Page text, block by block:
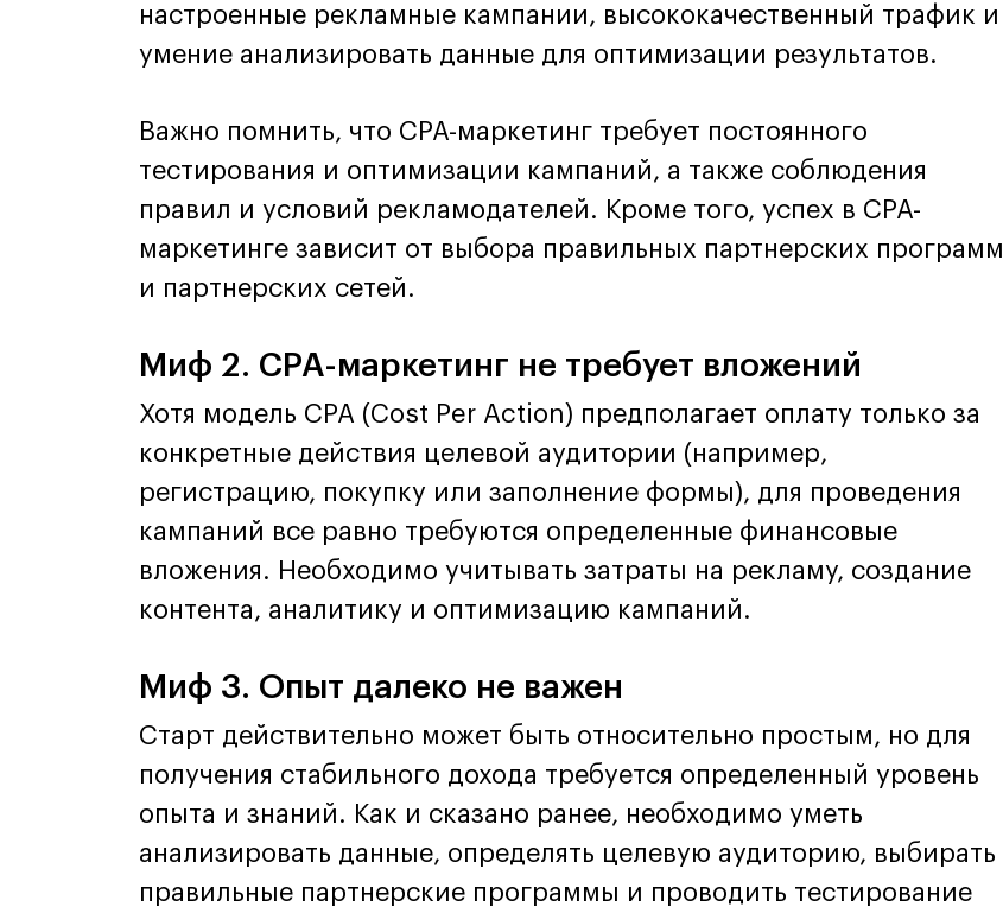
настроенные рекламные кампании, высококачественный трафик и
умение анализировать данные для оптимизации результатов.
Важно помнить, что CPA-маркетинг требует постоянного
тестирования и оптимизации кампаний, а также соблюдения
правил и условий рекламодателей. Кроме того, успех в CPA-
маркетинге зависит от выбора правильных партнерских программ
и партнерских сетей.
Миф 2. CPA-маркетинг не требует вложений
Хотя модель CPA (Cost Per Action) предполагает оплату только за
конкретные действия целевой аудитории (например,
регистрацию, покупку или заполнение формы), для проведения
кампаний все равно требуются определенные финансовые
вложения. Необходимо учитывать затраты на рекламу, создание
контента, аналитику и оптимизацию кампаний.
Миф 3. Опыт далеко не важен
Старт действительно может быть относительно простым, но для
получения стабильного дохода требуется определенный уровень
опыта и знаний. Как и сказано ранее, необходимо уметь
анализировать данные, определять целевую аудиторию, выбирать
правильные партнерские программы и проводить тестирование